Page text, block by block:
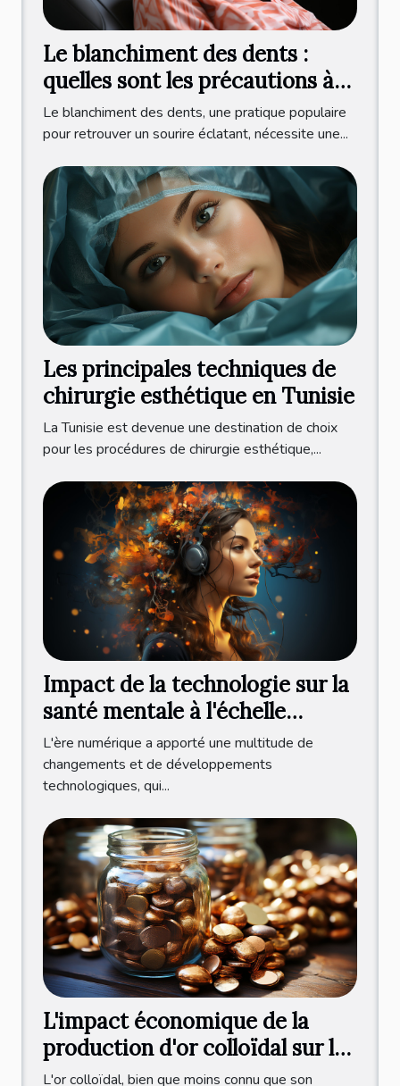
Le blanchiment des dents :
quelles sont les précautions à
prendre ?
Le blanchiment des dents, une pratique populaire
pour retrouver un sourire éclatant, nécessite une...
Les principales techniques de
chirurgie esthétique en Tunisie
La Tunisie est devenue une destination de choix
pour les procédures de chirurgie esthétique,...
Impact de la technologie sur la
santé mentale à l'échelle
internationale
L'ère numérique a apporté une multitude de
changements et de développements
technologiques, qui...
L'impact économique de la
production d'or colloïdal sur le
marché international
L'or colloïdal, bien que moins connu que son